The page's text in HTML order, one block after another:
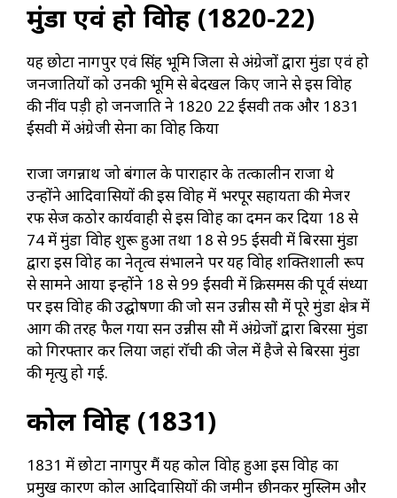
मुंडा एवं हो विद्रोह (1820-22)
यह छोटा नागपुर एवं सिंह भूमि जिला से अंग्रेजों द्वारा मुंडा एवं हो
जनजातियों को उनकी भूमि से बेदखल किए जाने से इस विद्रोह
की नींव पड़ी हो जनजाति ने 1820 22 ईसवी तक और 1831
ईसवी में अंग्रेजी सेना का विद्रोह किया
राजा जगन्नाथ जो बंगाल के पाराहार के तत्कालीन राजा थे
उन्होंने आदिवासियों की इस विद्रोह में भरपूर सहायता की मेजर
रफ सेज कठोर कार्यवाही से इस विद्रोह का दमन कर दिया 18 से
74 में मुंडा विद्रोह शुरू हुआ तथा 18 से 95 ईसवी में बिरसा मुंडा
द्वारा इस विद्रोह का नेतृत्व संभालने पर यह विद्रोह शक्तिशाली रूप
से सामने आया इन्होंने 18 से 99 ईसवी में क्रिसमस की पूर्व संध्या
पर इस विद्रोह की उद्घोषणा की जो सन उन्नीस सौ में पूरे मुंडा क्षेत्र में
आग की तरह फैल गया सन उन्नीस सौ में अंग्रेजों द्वारा बिरसा मुंडा
को गिरफ्तार कर लिया जहां राॅची की जेल में हैजे से बिरसा मुंडा
की मृत्यु हो गई.
कोल विद्रोह (1831)
1831 में छोटा नागपुर मैं यह कोल विद्रोह हुआ इस विद्रोह का
प्रमुख कारण कोल आदिवासियों की जमीन छीनकर मुस्लिम और